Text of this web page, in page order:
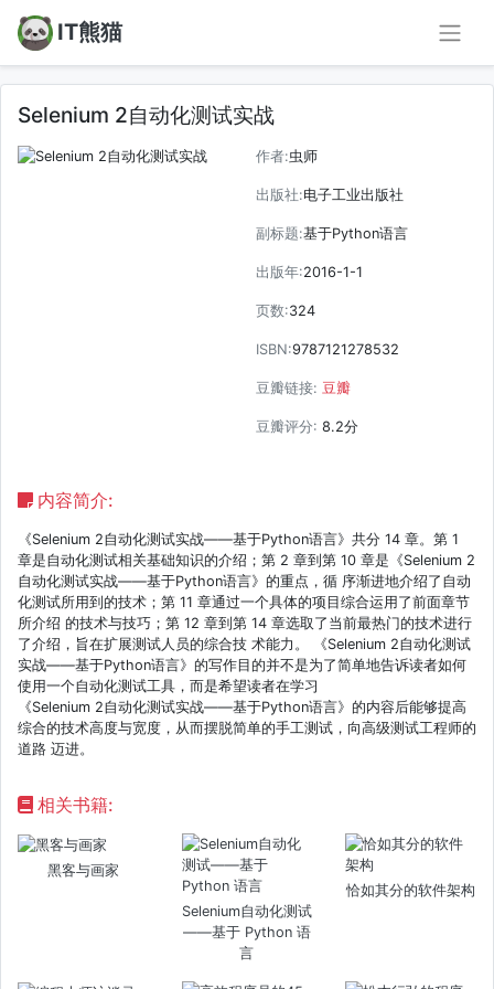
IT熊猫
Selenium 2自动化测试实战
作者:虫师
出版社:电子工业出版社
副标题:基于Python语言
出版年:2016-1-1
页数:324
ISBN:9787121278532
豆瓣链接: 豆瓣
豆瓣评分: 8.2分
内容简介:
《Selenium 2自动化测试实战——基于Python语言》共分 14 章。第 1
章是自动化测试相关基础知识的介绍；第 2 章到第 10 章是《Selenium 2
自动化测试实战——基于Python语言》的重点，循 序渐进地介绍了自动
化测试所用到的技术；第 11 章通过一个具体的项目综合运用了前面章节
所介绍 的技术与技巧；第 12 章到第 14 章选取了当前最热门的技术进行
了介绍，旨在扩展测试人员的综合技 术能力。 《Selenium 2自动化测试
实战——基于Python语言》的写作目的并不是为了简单地告诉读者如何
使用一个自动化测试工具，而是希望读者在学习
《Selenium 2自动化测试实战——基于Python语言》的内容后能够提高
综合的技术高度与宽度，从而摆脱简单的手工测试，向高级测试工程师的
道路 迈进。
相关书籍:
黑客与画家
Selenium自动化测试
——基于 Python 语
言
恰如其分的软件架构